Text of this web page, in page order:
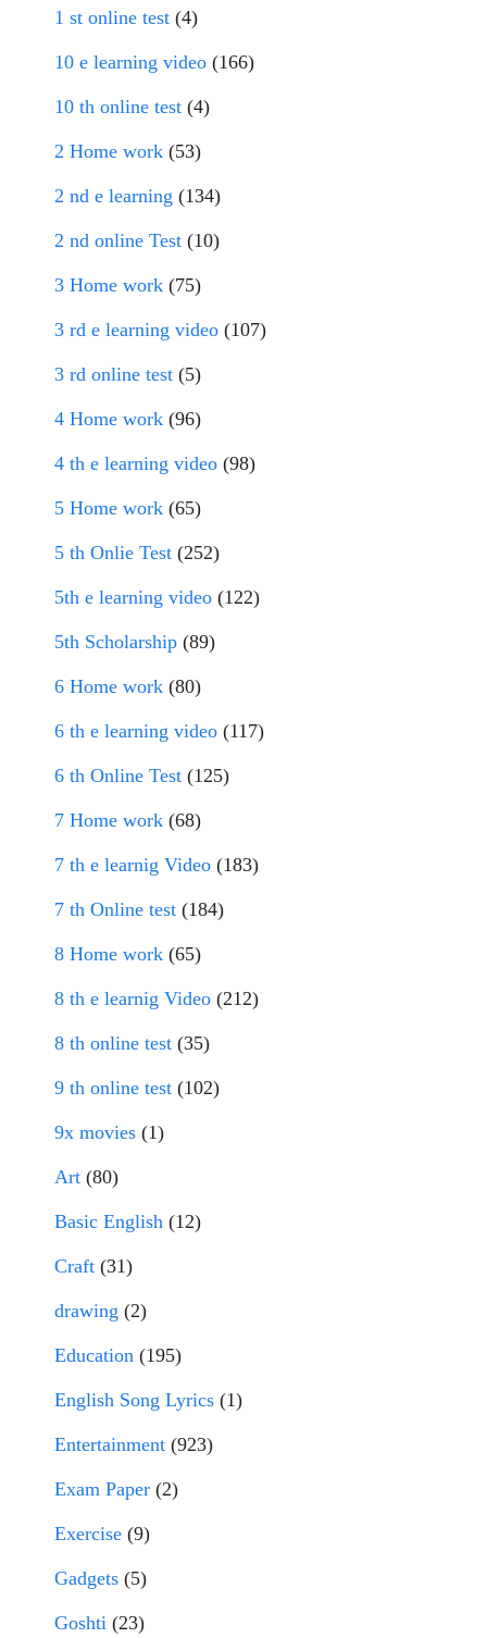
1 st online test (4)
10 e learning video (166)
10 th online test (4)
2 Home work (53)
2 nd e learning (134)
2 nd online Test (10)
3 Home work (75)
3 rd e learning video (107)
3 rd online test (5)
4 Home work (96)
4 th e learning video (98)
5 Home work (65)
5 th Onlie Test (252)
5th e learning video (122)
5th Scholarship (89)
6 Home work (80)
6 th e learning video (117)
6 th Online Test (125)
7 Home work (68)
7 th e learnig Video (183)
7 th Online test (184)
8 Home work (65)
8 th e learnig Video (212)
8 th online test (35)
9 th online test (102)
9x movies (1)
Art (80)
Basic English (12)
Craft (31)
drawing (2)
Education (195)
English Song Lyrics (1)
Entertainment (923)
Exam Paper (2)
Exercise (9)
Gadgets (5)
Goshti (23)